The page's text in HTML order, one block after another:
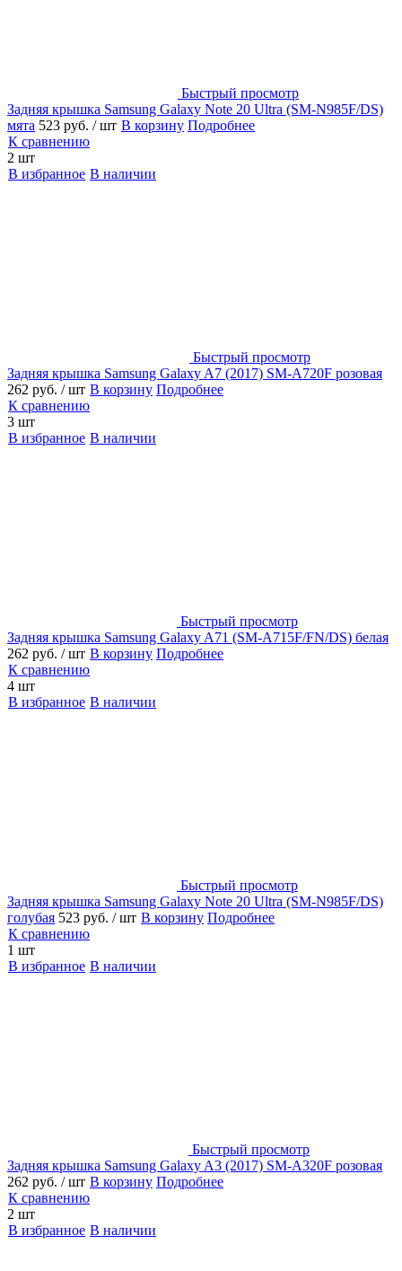
Быстрый просмотр
Задняя крышка Samsung Galaxy Note 20 Ultra (SM-N985F/DS)
мята 523 руб. / шт В корзину Подробнее
К сравнению
2 шт
В избранное В наличии
Быстрый просмотр
Задняя крышка Samsung Galaxy A7 (2017) SM-A720F розовая
262 руб. / шт В корзину Подробнее
К сравнению
3 шт
В избранное В наличии
Быстрый просмотр
Задняя крышка Samsung Galaxy A71 (SM-A715F/FN/DS) белая
262 руб. / шт В корзину Подробнее
К сравнению
4 шт
В избранное В наличии
Быстрый просмотр
Задняя крышка Samsung Galaxy Note 20 Ultra (SM-N985F/DS)
голубая 523 руб. / шт В корзину Подробнее
К сравнению
1 шт
В избранное В наличии
Быстрый просмотр
Задняя крышка Samsung Galaxy A3 (2017) SM-A320F розовая
262 руб. / шт В корзину Подробнее
К сравнению
2 шт
В избранное В наличии